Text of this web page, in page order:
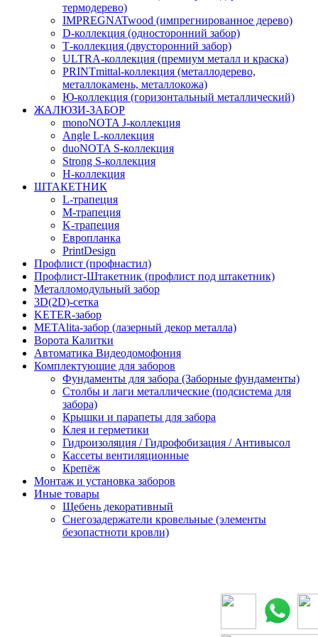
термодерево)
IMPREGNATwood (импрегнированное дерево)
D-коллекция (односторонний забор)
Т-коллекция (двусторонний забор)
ULTRA-коллекция (премиум металл и краска)
PRINTmittal-коллекция (металлодерево,
металлокамень, металлокожа)
Ю-коллекция (горизонтальный металлический)
ЖАЛЮЗИ-ЗАБОР
monoNOTA J-коллекция
Angle L-коллекция
duoNOTA S-коллекция
Strong S-коллекция
H-коллекция
ШТАКЕТНИК
L-трапеция
M-трапеция
K-трапеция
Европланка
PrintDesign
Профлист (профнастил)
Профлист-Штакетник (профлист под штакетник)
Металломодульный забор
3D(2D)-сетка
KETER-забор
METAlita-забор (лазерный декор металла)
Ворота Калитки
Автоматика Видеодомофония
Комплектующие для заборов
Фундаменты для забора (Заборные фундаменты)
Столбы и лаги металлические (подсистема для
забора)
Крышки и парапеты для забора
Клея и герметики
Гидроизоляция / Гидрофобизация / Антивысол
Кассеты вентиляционные
Крепёж
Монтаж и установка заборов
Иные товары
Щебень декоративный
Снегозадержатели кровельные (элементы
безопастноти кровли)